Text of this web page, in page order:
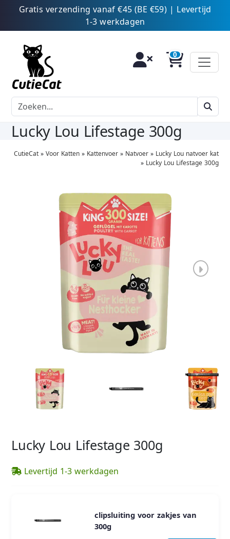
Gratis verzending vanaf €45 (BE €59) | Levertijd
1-3 werkdagen
Lucky Lou Lifestage 300g
CutieCat» Voor Katten» Kattenvoer» Natvoer» Lucky Lou natvoer kat
» Lucky Lou Lifestage 300g
Lucky Lou Lifestage 300g
Levertijd 1-3 werkdagen
clipsluiting voor zakjes van
300g